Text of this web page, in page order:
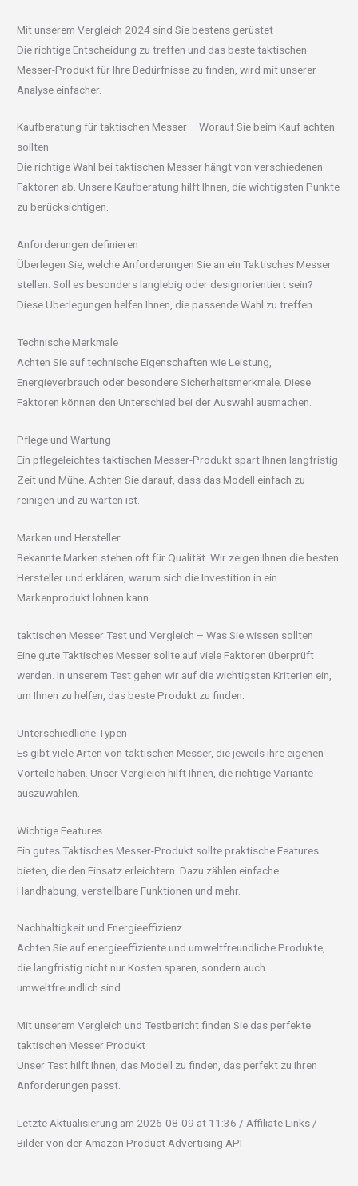
Mit unserem Vergleich 2024 sind Sie bestens gerüstet
Die richtige Entscheidung zu treffen und das beste taktischen
Messer-Produkt für Ihre Bedürfnisse zu finden, wird mit unserer
Analyse einfacher.
Kaufberatung für taktischen Messer – Worauf Sie beim Kauf achten
sollten
Die richtige Wahl bei taktischen Messer hängt von verschiedenen
Faktoren ab. Unsere Kaufberatung hilft Ihnen, die wichtigsten Punkte
zu berücksichtigen.
Anforderungen definieren
Überlegen Sie, welche Anforderungen Sie an ein Taktisches Messer
stellen. Soll es besonders langlebig oder designorientiert sein?
Diese Überlegungen helfen Ihnen, die passende Wahl zu treffen.
Technische Merkmale
Achten Sie auf technische Eigenschaften wie Leistung,
Energieverbrauch oder besondere Sicherheitsmerkmale. Diese
Faktoren können den Unterschied bei der Auswahl ausmachen.
Pflege und Wartung
Ein pflegeleichtes taktischen Messer-Produkt spart Ihnen langfristig
Zeit und Mühe. Achten Sie darauf, dass das Modell einfach zu
reinigen und zu warten ist.
Marken und Hersteller
Bekannte Marken stehen oft für Qualität. Wir zeigen Ihnen die besten
Hersteller und erklären, warum sich die Investition in ein
Markenprodukt lohnen kann.
taktischen Messer Test und Vergleich – Was Sie wissen sollten
Eine gute Taktisches Messer sollte auf viele Faktoren überprüft
werden. In unserem Test gehen wir auf die wichtigsten Kriterien ein,
um Ihnen zu helfen, das beste Produkt zu finden.
Unterschiedliche Typen
Es gibt viele Arten von taktischen Messer, die jeweils ihre eigenen
Vorteile haben. Unser Vergleich hilft Ihnen, die richtige Variante
auszuwählen.
Wichtige Features
Ein gutes Taktisches Messer-Produkt sollte praktische Features
bieten, die den Einsatz erleichtern. Dazu zählen einfache
Handhabung, verstellbare Funktionen und mehr.
Nachhaltigkeit und Energieeffizienz
Achten Sie auf energieeffiziente und umweltfreundliche Produkte,
die langfristig nicht nur Kosten sparen, sondern auch
umweltfreundlich sind.
Mit unserem Vergleich und Testbericht finden Sie das perfekte
taktischen Messer Produkt
Unser Test hilft Ihnen, das Modell zu finden, das perfekt zu Ihren
Anforderungen passt.
Letzte Aktualisierung am 2026-08-09 at 11:36 / Affiliate Links /
Bilder von der Amazon Product Advertising API